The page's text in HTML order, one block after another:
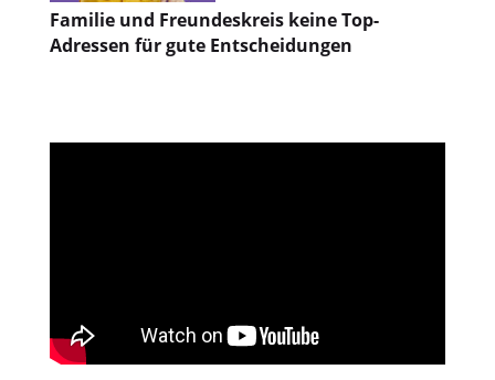
Familie und Freundeskreis keine Top-
Adressen für gute Entscheidungen